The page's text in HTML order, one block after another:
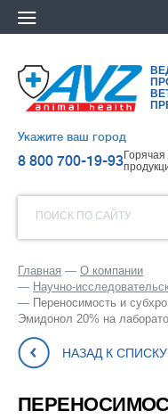
Укажите ваш город
8 800 700-19-93
ПОИСК ПО САЙТУ
Главная
О компании
Научно-
Переносимость и
Эмидонол 20% на
НАЗАД К